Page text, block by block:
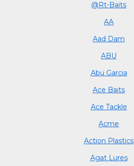
@Rt-Baits
AA
Aad Dam
ABU
Abu Garcia
Ace Baits
Ace Tackle
Acme
Action Plastics
Agat Lures